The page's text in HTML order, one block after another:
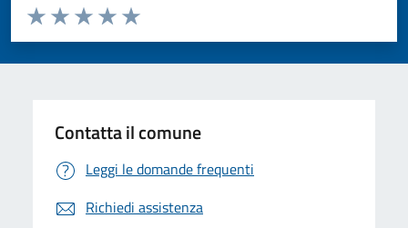
Valuta da 1 a 5 stelle la pagina
Valuta 5 stelle su 5
Valuta 4 stelle su 5
Valuta 3 stelle su 5
Valuta 2 stelle su 5
Valuta 1 stelle su 5
Contatta il comune
Leggi le domande frequenti
Richiedi assistenza